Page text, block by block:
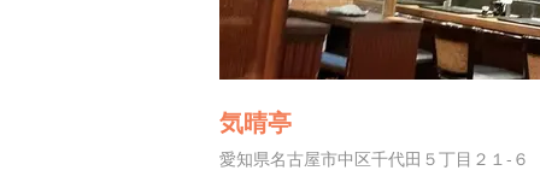
気晴亭
愛知県名古屋市中区千代田５丁目２１-６